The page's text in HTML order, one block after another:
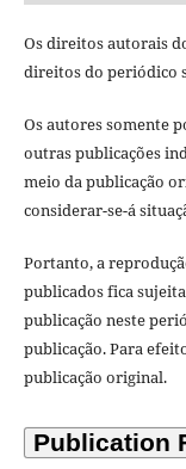
Os direitos autorais
direitos do periódico
Os autores somente
outras publicações
meio da publicação
considerar-se-á
Portanto, a
publicados fica
publicação neste
publicação. Para
publicação original.